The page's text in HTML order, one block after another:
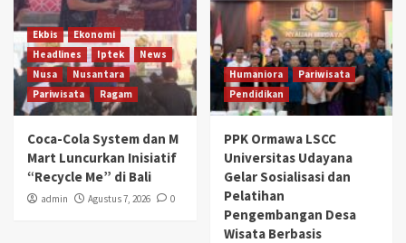
Ekbis
Ekonomi
Headlines
Iptek
News
Nusa
Nusantara
Pariwisata
Ragam
Coca-Cola System dan M
Mart Luncurkan Inisiatif
“Recycle Me” di Bali
admin Agustus 7, 2026 0
Humaniora
Pariwisata
Pendidikan
PPK Ormawa LSCC
Universitas Udayana
Gelar Sosialisasi dan
Pelatihan
Pengembangan Desa
Wisata Berbasis